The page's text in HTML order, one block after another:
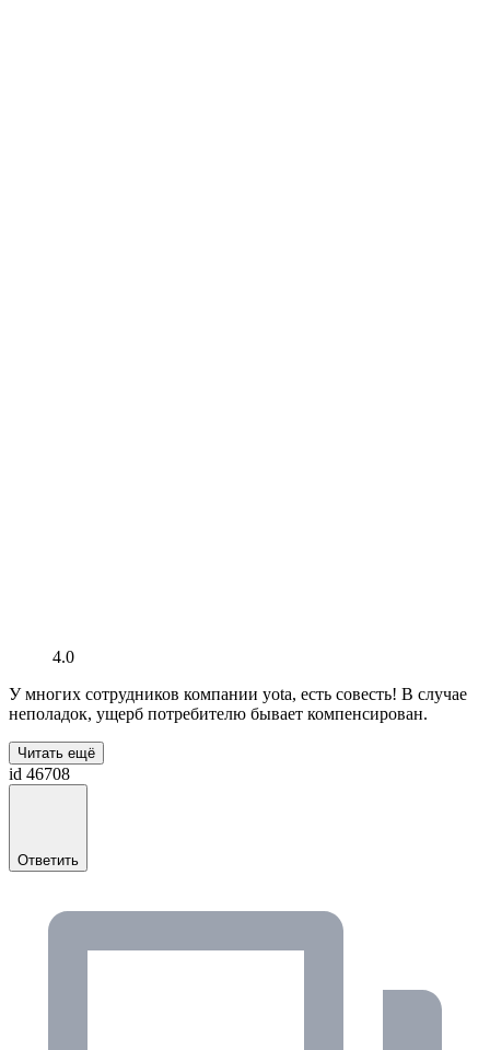
4.0
У многих сотрудников компании yota, есть совесть! В случае
неполадок, ущерб потребителю бывает компенсирован.
Читать ещё
id 46708
Ответить